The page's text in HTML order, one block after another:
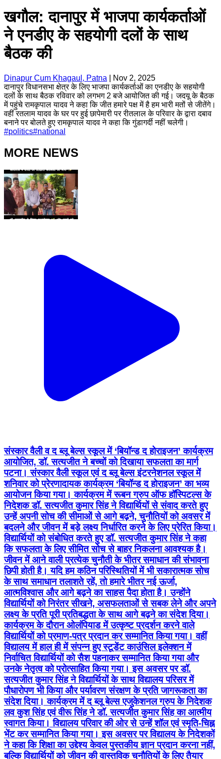
खगौल: दानापुर में भाजपा कार्यकर्ताओं
ने एनडीए के सहयोगी दलों के साथ
बैठक की
Dinapur Cum Khagaul, Patna
Nov 2, 2025
दानापुर विधानसभा क्षेत्र के लिए भाजपा कार्यकर्ताओं का एनडीए के सहयोगी
दलों के साथ बैठक रविवार को लगभग 2 बजे आयोजित की गई। जदयू के बैठक
में पहुंचे रामकृपाल यादव ने कहा कि जीत हमारे पक्ष में है हम भारी मतों से जीतेंगे।
वहीं रतलाम यादव के घर पर हुई छापेमारी पर रीतलाल के परिवार के द्वारा दबाव
बनाने पर बोलते हुए रामकृपाल यादव ने कहा कि गुंडागर्दी नहीं चलेगी।
#politics#national
MORE NEWS
संस्कार वैली व द ब्लू बेल्स स्कूल में ‘बियॉन्ड द होराइजन’ कार्यक्रम
आयोजित, डॉ. सत्यजीत ने बच्चों को दिखाया सफलता का मार्ग
पटना। संस्कार वैली स्कूल एवं द ब्लू बेल्स इंटरनेशनल स्कूल में
शनिवार को प्रेरणादायक कार्यक्रम ‘बियॉन्ड द होराइजन’ का भव्य
आयोजन किया गया। कार्यक्रम में रूबन ग्रुप ऑफ हॉस्पिटल्स के
निदेशक डॉ. सत्यजीत कुमार सिंह ने विद्यार्थियों से संवाद करते हुए
उन्हें अपनी सोच की सीमाओं से आगे बढ़ने, चुनौतियों को अवसर में
बदलने और जीवन में बड़े लक्ष्य निर्धारित करने के लिए प्रेरित किया।
विद्यार्थियों को संबोधित करते हुए डॉ. सत्यजीत कुमार सिंह ने कहा
कि सफलता के लिए सीमित सोच से बाहर निकलना आवश्यक है।
जीवन में आने वाली प्रत्येक चुनौती के भीतर समाधान की संभावना
छिपी होती है। यदि हम कठिन परिस्थितियों में भी सकारात्मक सोच
के साथ समाधान तलाशते रहें, तो हमारे भीतर नई ऊर्जा,
आत्मविश्वास और आगे बढ़ने का साहस पैदा होता है। उन्होंने
विद्यार्थियों को निरंतर सीखने, असफलताओं से सबक लेने और अपने
लक्ष्य के प्रति पूरी प्रतिबद्धता के साथ आगे बढ़ने का संदेश दिया।
कार्यक्रम के दौरान ओलंपियाड में उत्कृष्ट प्रदर्शन करने वाले
विद्यार्थियों को प्रमाण-पत्र प्रदान कर सम्मानित किया गया। वहीं
विद्यालय में हाल ही में संपन्न हुए स्टूडेंट काउंसिल इलेक्शन में
निर्वाचित विद्यार्थियों को सैश पहनाकर सम्मानित किया गया और
उनके नेतृत्व को प्रोत्साहित किया गया। इस अवसर पर डॉ.
सत्यजीत कुमार सिंह ने विद्यार्थियों के साथ विद्यालय परिसर में
पौधारोपण भी किया और पर्यावरण संरक्षण के प्रति जागरूकता का
संदेश दिया। कार्यक्रम में द ब्लू बेल्स एजुकेशनल ग्रुप के निदेशक
लव कुश सिंह एवं वीरू सिंह ने डॉ. सत्यजीत कुमार सिंह का आत्मीय
स्वागत किया। विद्यालय परिवार की ओर से उन्हें शॉल एवं स्मृति-चिह्न
भेंट कर सम्मानित किया गया। इस अवसर पर विद्यालय के निदेशकों
ने कहा कि शिक्षा का उद्देश्य केवल पुस्तकीय ज्ञान प्रदान करना नहीं,
बल्कि विद्यार्थियों को जीवन की वास्तविक चुनौतियों के लिए तैयार